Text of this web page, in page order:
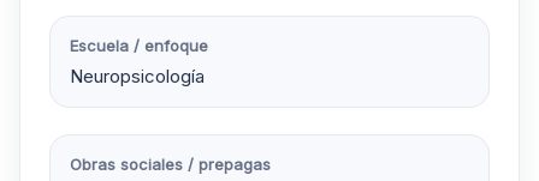
Escuela / enfoque
Neuropsicología
Obras sociales / prepagas